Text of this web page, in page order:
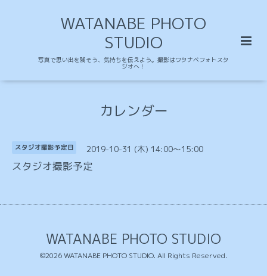
WATANABE PHOTO
STUDIO
写真で思い出を残そう、気持ちを伝えよう。撮影はワタナベフォトスタ
ジオへ！
カレンダー
スタジオ撮影予定日 2019-10-31 (木) 14:00～15:00
スタジオ撮影予定
WATANABE PHOTO STUDIO
©2026WATANABE PHOTO STUDIO. All Rights Reserved.